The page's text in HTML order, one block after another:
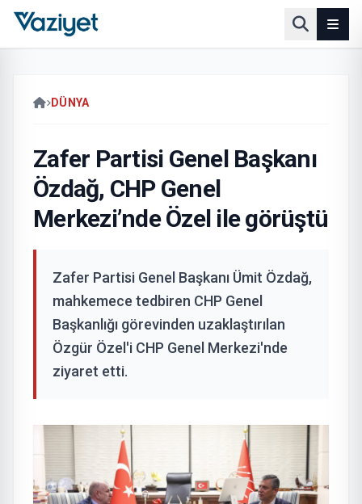
DÜNYA
Zafer Partisi Genel Başkanı
Özdağ, CHP Genel
Merkezi’nde Özel ile görüştü
Zafer Partisi Genel Başkanı Ümit Özdağ,
mahkemece tedbiren CHP Genel
Başkanlığı görevinden uzaklaştırılan
Özgür Özel'i CHP Genel Merkezi'nde
ziyaret etti.